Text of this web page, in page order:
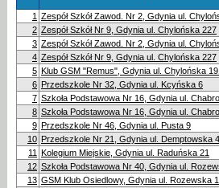
1 Zespół Szkół Zawod. Nr 2, Gdynia ul.
2 Zespół Szkół Nr 9, Gdynia ul. Chylońska 227
3 Zespół Szkół Zawod. Nr 2, Gdynia ul.
4 Zespół Szkół Nr 9, Gdynia ul. Chylońska 227
5 Klub GSM "Remus", Gdynia ul. Chylońska
6 Przedszkole Nr 32, Gdynia ul. Kcyńska 6
7 Szkoła Podstawowa Nr 16, Gdynia ul.
8 Szkoła Podstawowa Nr 16, Gdynia ul.
9 Przedszkole Nr 46, Gdynia ul. Pusta 9
10 Przedszkole Nr 21, Gdynia ul. Demptowska
11 Kolegium Miejskie, Gdynia ul. Raduńska 21
12 Szkoła Podstawowa Nr 40, Gdynia ul.
13 GSM Klub Osiedlowy, Gdynia ul. Rozewska 1